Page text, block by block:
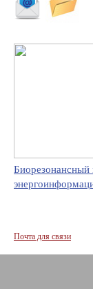
Почта для связи